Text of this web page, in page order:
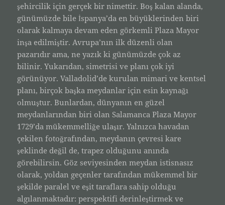
şehircilik için gerçek bir nimettir. Boş kalan alanda,
günümüzde bile İspanya’da en büyüklerinden biri
olarak kalmaya devam eden görkemli Plaza Mayor
inşa edilmiştir. Avrupa’nın ilk düzenli olan
pazarıdır ama, ne yazık ki günümüzde çok az
bilinir. Yukarıdan, simetrisi ve planı çok iyi
görünüyor. Valladolid’de kurulan mimari ve kentsel
planı, birçok başka meydanlar için esin kaynağı
olmuştur. Bunlardan, dünyanın en güzel
meydanlarından biri olan Salamanca Plaza Mayor
1729’da mükemmelliğe ulaşır. Yalnızca havadan
çekilen fotoğrafından, meydanın çevresi kare
şeklinde değil de, trapez olduğunu anında
görebilirsin. Göz seviyesinden meydan istisnasız
olarak, yoldan geçenler tarafından mükemmel bir
şekilde paralel ve eşit taraflara sahip olduğu
algılanmaktadır: perspektifi derinleştirmek ve